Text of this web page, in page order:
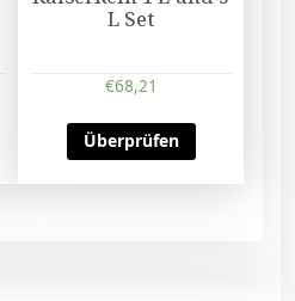
L Set
€68,21
Überprüfen